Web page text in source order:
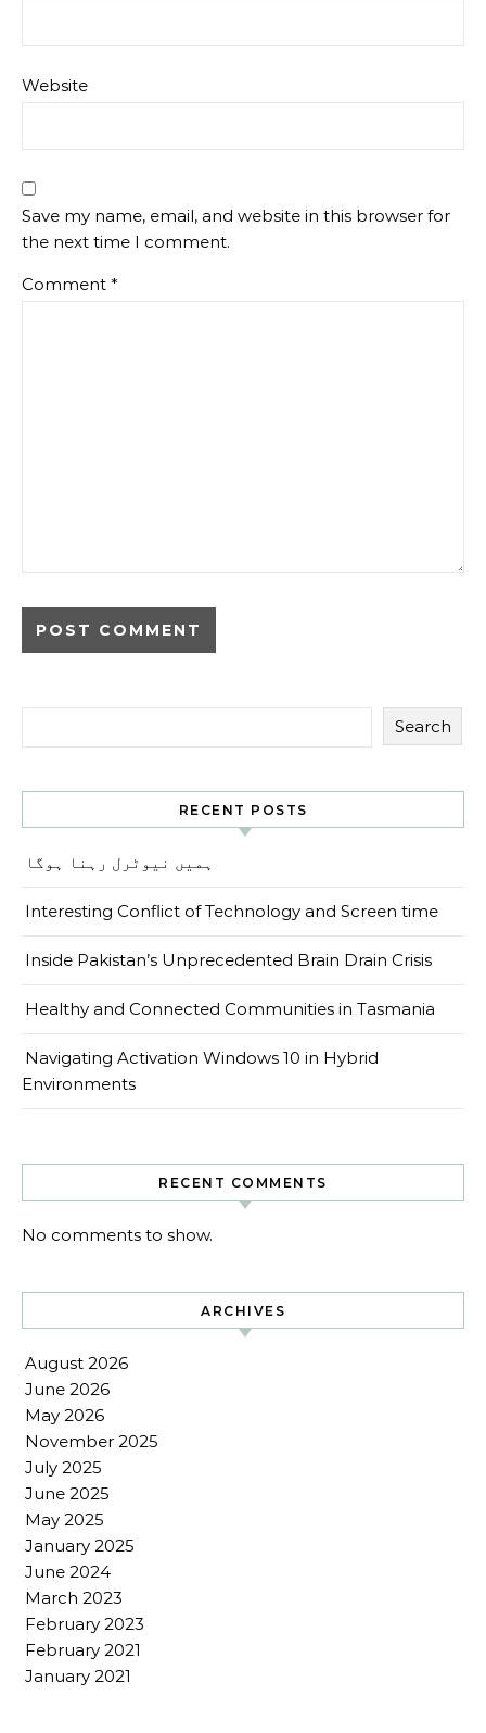
Website
Save my name, email, and website in this browser for
the next time I comment.
Comment *
Search
RECENT POSTS
ہمیں نیوٹرل رہنا ہوگا
Interesting Conflict of Technology and Screen time
Inside Pakistan’s Unprecedented Brain Drain Crisis
Healthy and Connected Communities in Tasmania
Navigating Activation Windows 10 in Hybrid
Environments
RECENT COMMENTS
No comments to show.
ARCHIVES
August 2026
June 2026
May 2026
November 2025
July 2025
June 2025
May 2025
January 2025
June 2024
March 2023
February 2023
February 2021
January 2021